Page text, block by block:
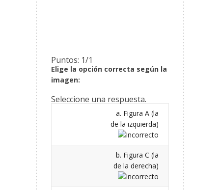
Puntos: 1/1
Elige la opción correcta según la
imagen:
Seleccione una respuesta.
a. Figura A (la
de la izquierda)
b. Figura C (la
de la derecha)